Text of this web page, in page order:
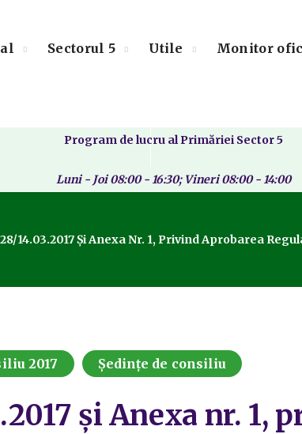
Sectorul 5 Utile Monitor
Program de lucru al Primăriei Sector 5
Luni - Joi 08:00 - 16:30; Vineri 08:00 - 14:00
14.03.2017 Și Anexa Nr. 1, Privind Aprobarea
2017 Ședințe de consiliu
și Anexa nr. 1,